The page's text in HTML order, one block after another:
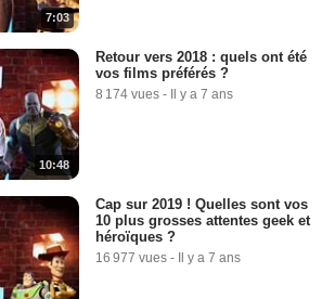
7:03
10:48
Retour vers 2018 : quels ont été
vos films préférés ?
8 174 vues - Il y a 7 ans
Cap sur 2019 ! Quelles sont vos
10 plus grosses attentes geek et
héroïques ?
16 977 vues - Il y a 7 ans